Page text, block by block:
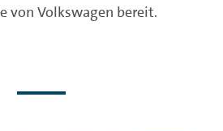
von Volkswagen bereit.